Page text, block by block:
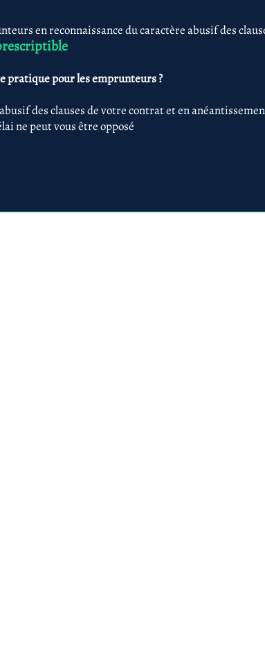
en reconnaissance du caractère abusif des
pratique pour les emprunteurs ?
des clauses de votre contrat et en
ne peut vous être opposé